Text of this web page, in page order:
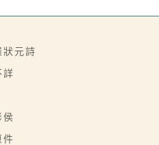
狀元詩
詳
侯
件